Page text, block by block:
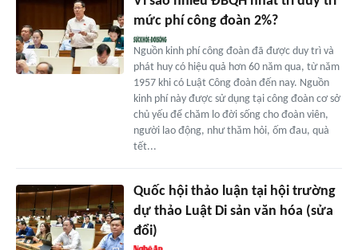
mức phí công đoàn 2%?
Nguồn kinh phí công đoàn đã được duy trì và
phát huy có hiệu quả hơn 60 năm qua, từ năm
1957 khi có Luật Công đoàn đến nay. Nguồn
kinh phí này được sử dụng tại công đoàn cơ sở
chủ yếu để chăm lo đời sống cho đoàn viên,
người lao động, như thăm hỏi, ốm đau, quà
tết...
Quốc hội thảo luận tại hội trường
dự thảo Luật Di sản văn hóa (sửa
đổi)